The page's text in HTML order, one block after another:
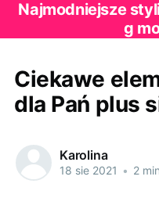
Najmodniejsze
g
Ciekawe
dla Pań plus
Karolina
18 sie 2021 • 2